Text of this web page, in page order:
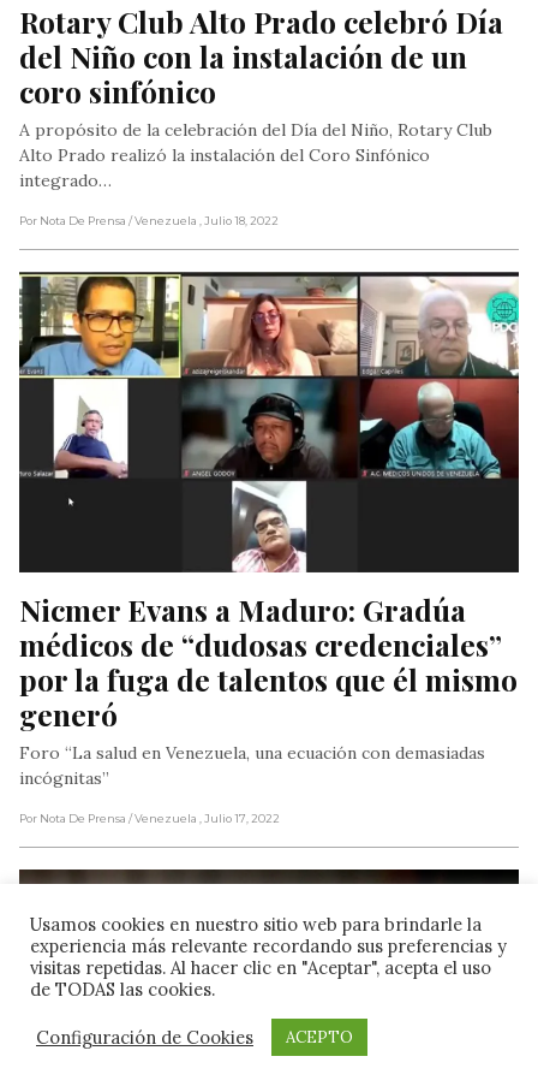
Rotary Club Alto Prado celebró Día
del Niño con la instalación de un
coro sinfónico
A propósito de la celebración del Día del Niño, Rotary Club
Alto Prado realizó la instalación del Coro Sinfónico
integrado…
Por Nota De Prensa / Venezuela , Julio 18, 2022
Nicmer Evans a Maduro: Gradúa
médicos de “dudosas credenciales”
por la fuga de talentos que él mismo
generó
Foro “La salud en Venezuela, una ecuación con demasiadas
incógnitas”
Por Nota De Prensa / Venezuela , Julio 17, 2022
Usamos cookies en nuestro sitio web para brindarle la
experiencia más relevante recordando sus preferencias y
visitas repetidas. Al hacer clic en "Aceptar", acepta el uso
de TODAS las cookies.
Configuración de Cookies ACEPTO